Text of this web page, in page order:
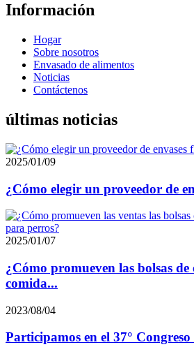
Información
Hogar
Sobre nosotros
Envasado de alimentos
Noticias
Contáctenos
últimas noticias
2025/01/09
¿Cómo elegir un proveedor de
2025/01/07
¿Cómo promueven las bolsas de
comida...
2023/08/04
Participamos en el 37°